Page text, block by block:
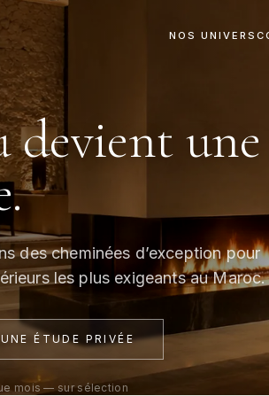
NOS UNIVERS
devient une
des cheminées d’exception pour
les plus exigeants au Maroc.
ÉTUDE PRIVÉE
mois — sur sélection